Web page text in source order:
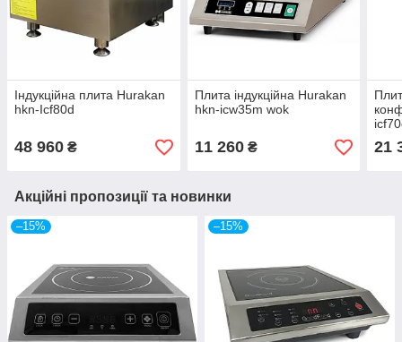
Індукційна плита Hurakan
hkn-Icf80d
48 960 ₴
Плита індукційна Hurakan
hkn-icw35m wok
11 260₴ 21
Акційні пропозиції та новинки
–15% –15%